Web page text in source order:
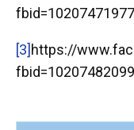
[3]https://